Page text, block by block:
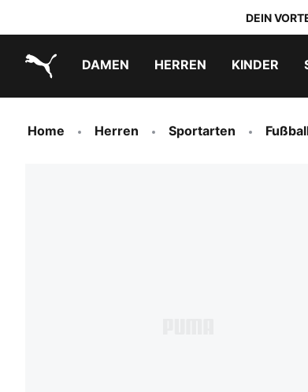
DEIN
DAMEN HERREN KINDER
Home Herren Sportarten